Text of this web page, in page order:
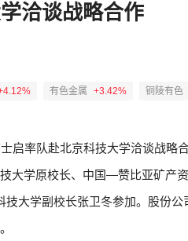
洽谈战略合作
有色金属 +3.42% 铜陵有色
启率队赴北京科技大学洽谈战略
大学原校长、中国—赞比亚矿产
技大学副校长张卫冬参加。股份